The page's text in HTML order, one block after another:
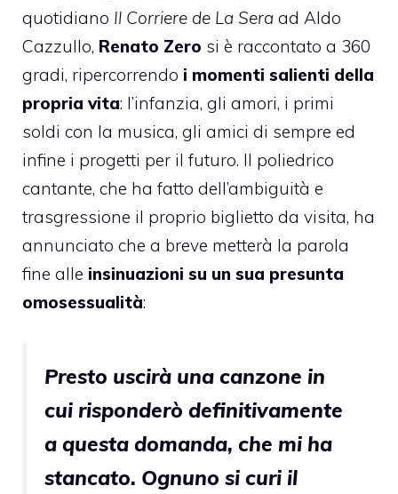
quotidiano Il Corriere de La Sera ad Aldo
Cazzullo, Renato Zero si è raccontato a 360
gradi, ripercorrendo i momenti salienti della
propria vita: l’infanzia, gli amori, i primi
soldi con la musica, gli amici di sempre ed
infine i progetti per il futuro. Il poliedrico
cantante, che ha fatto dell’ambiguità e
trasgressione il proprio biglietto da visita, ha
annunciato che a breve metterà la parola
fine alle insinuazioni su un sua presunta
omosessualità:
Presto uscirà una canzone in
cui risponderò definitivamente
a questa domanda, che mi ha
stancato. Ognuno si curi il